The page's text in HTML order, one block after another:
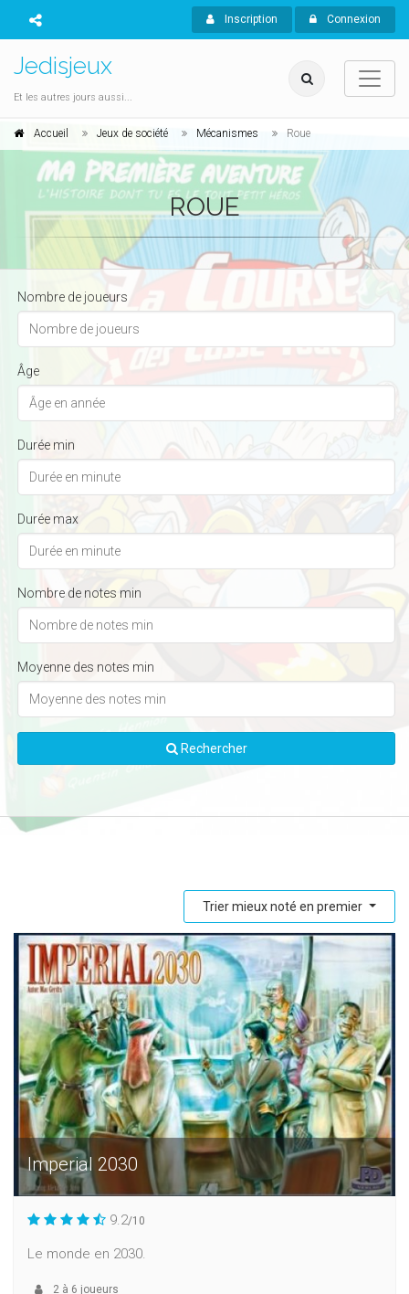
Inscription Connexion
Jedisjeux
Et les autres jours aussi...
Accueil Jeux de société Mécanismes Roue
ROUE
Nombre de joueurs
Âge
Durée min
Durée max
Nombre de notes min
Moyenne des notes min
Rechercher
Trier mieux noté en premier
Imperial 2030
9.2/10
Le monde en 2030.
2 à 6 joueurs